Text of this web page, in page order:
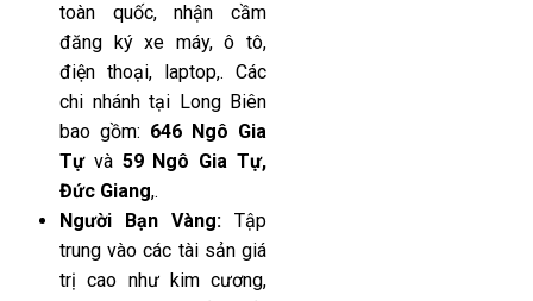
toàn quốc, nhận cầm
đăng ký xe máy, ô tô,
điện thoại, laptop,. Các
chi nhánh tại Long Biên
bao gồm: 646 Ngô Gia
Tựvà 59 Ngô Gia Tự,
Đức Giang,.
Người Bạn Vàng: Tập
trung vào các tài sản giá
trị cao như kim cương,